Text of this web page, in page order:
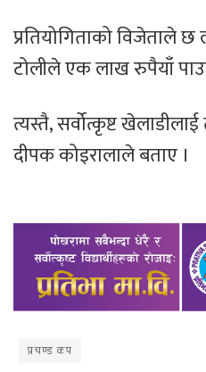
प्रतियोगिताको विजेताले
टोलीले एक लाख रुपैयाँ
त्यस्तै, सर्वोत्कृष्ट
दीपक कोइरालाले बताए ।
प्रचण्ड कप